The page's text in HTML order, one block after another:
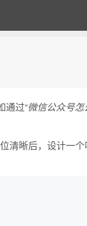
通过“微信公众号
清晰后，设计一